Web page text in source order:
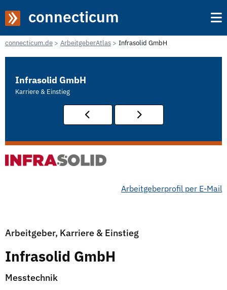
connecticum
connecticum.de ArbeitgeberAtlas Infrasolid GmbH
Infrasolid GmbH
Karriere & Einstieg
Arbeitgeberprofil per E-Mail
Arbeitgeber, Karriere & Einstieg
Infrasolid GmbH
Messtechnik